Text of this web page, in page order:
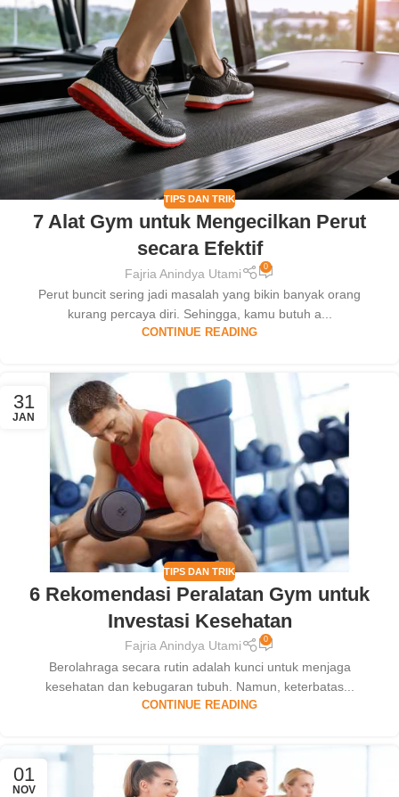
TIPS DAN TRIK
7 Alat Gym untuk Mengecilkan Perut
secara Efektif
Fajria Anindya Utami 0
Perut buncit sering jadi masalah yang bikin banyak orang
kurang percaya diri. Sehingga, kamu butuh a...
CONTINUE READING
31
JAN
TIPS DAN TRIK
6 Rekomendasi Peralatan Gym untuk
Investasi Kesehatan
Fajria Anindya Utami 0
Berolahraga secara rutin adalah kunci untuk menjaga
kesehatan dan kebugaran tubuh. Namun, keterbatas...
CONTINUE READING
01
NOV